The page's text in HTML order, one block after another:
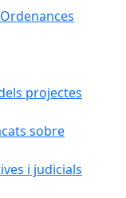
projectes
sobre
i judicials